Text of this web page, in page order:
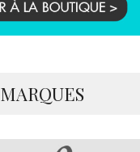
MARQUES